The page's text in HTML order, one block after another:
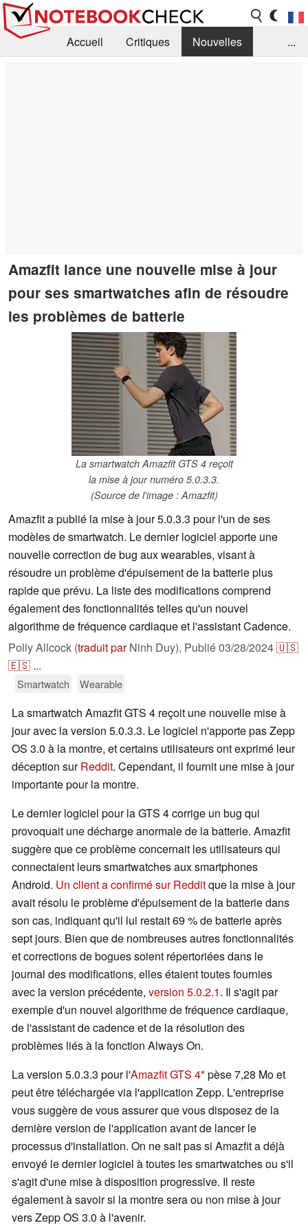
Accueil Critiques
Nouvelles
...
Amazfit lance une nouvelle mise à jour
pour ses smartwatches afin de résoudre
les problèmes de batterie
La smartwatch Amazfit GTS 4 reçoit
la mise à jour numéro 5.0.3.3.
(Source de l'image : Amazfit)
Amazfit a publié la mise à jour 5.0.3.3 pour l'un de ses
modèles de smartwatch. Le dernier logiciel apporte une
nouvelle correction de bug aux wearables, visant à
résoudre un problème d'épuisement de la batterie plus
rapide que prévu. La liste des modifications comprend
également des fonctionnalités telles qu'un nouvel
algorithme de fréquence cardiaque et l'assistant Cadence.
Polly Allcock (traduit parNinh Duy), Publié03/28/2024🇺🇸
🇪🇸 ...
Smartwatch Wearable
La smartwatch Amazfit GTS 4 reçoit une nouvelle mise à
jour avec la version 5.0.3.3. Le logiciel n'apporte pas Zepp
OS 3.0 à la montre, et certains utilisateurs ont exprimé leur
déception surReddit. Cependant, il fournit une mise à jour
importante pour la montre.
Le dernier logiciel pour la GTS 4 corrige un bug qui
provoquait une décharge anormale de la batterie. Amazfit
suggère que ce problème concernait les utilisateurs qui
connectaient leurs smartwatches aux smartphones
Android. Un client a confirmé sur Redditque la mise à jour
avait résolu le problème d'épuisement de la batterie dans
son cas, indiquant qu'il lui restait 69 % de batterie après
sept jours. Bien que de nombreuses autres fonctionnalités
et corrections de bogues soient répertoriées dans le
journal des modifications, elles étaient toutes fournies
avec la version précédente, version 5.0.2.1. Il s'agit par
exemple d'un nouvel algorithme de fréquence cardiaque,
de l'assistant de cadence et de la résolution des
problèmes liés à la fonction Always On.
La version 5.0.3.3 pour l'Amazfit GTS 4 pèse 7,28 Mo et
peut être téléchargée via l'application Zepp. L'entreprise
vous suggère de vous assurer que vous disposez de la
dernière version de l'application avant de lancer le
processus d'installation. On ne sait pas si Amazfit a déjà
envoyé le dernier logiciel à toutes les smartwatches ou s'il
s'agit d'une mise à disposition progressive. Il reste
également à savoir si la montre sera ou non mise à jour
vers Zepp OS 3.0 à l'avenir.